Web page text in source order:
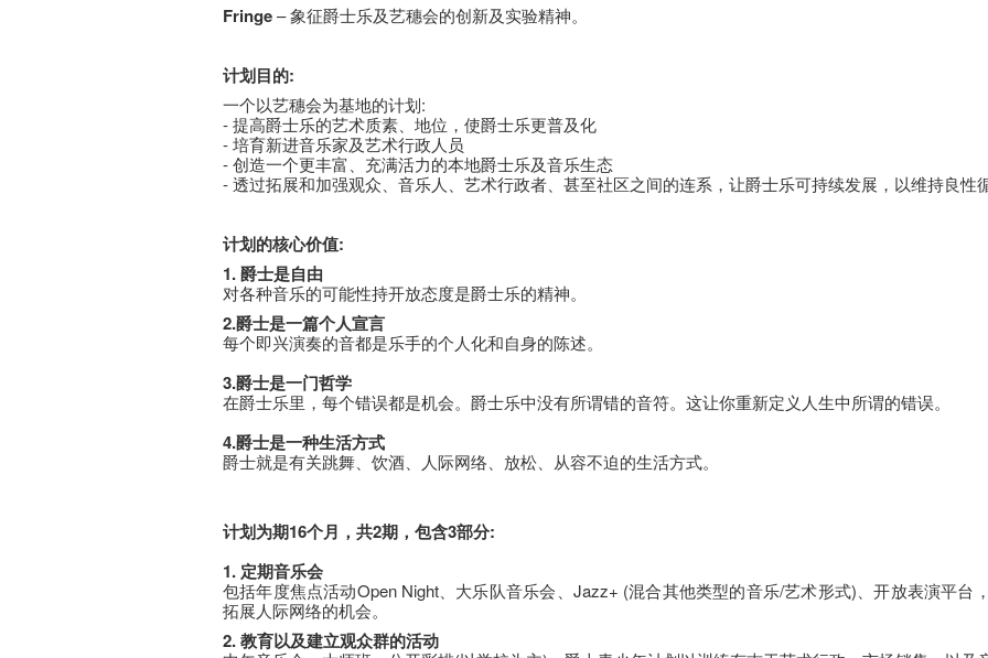
Fringe– 象征爵士乐及艺穗会的创新及实验精神。
计划目的:
一个以艺穗会为基地的计划:
- 提高爵士乐的艺术质素、地位，使爵士乐更普及化
- 培育新进音乐家及艺术行政人员
- 创造一个更丰富、充满活力的本地爵士乐及音乐生态
- 透过拓展和加强观众、音乐人、艺术行政者、甚至社区之间的连系，让爵士乐可持续发展，以维持良性
计划的核心价值:
1. 爵士是自由
对各种音乐的可能性持开放态度是爵士乐的精神。
2.爵士是一篇个人宣言
每个即兴演奏的音都是乐手的个人化和自身的陈述。
3.爵士是一门哲学
在爵士乐里，每个错误都是机会。爵士乐中没有所谓错的音符。这让你重新定义人生中所谓的错误。
4.爵士是一种生活方式
爵士就是有关跳舞、饮酒、人际网络、放松、从容不迫的生活方式。
计划为期16个月 ， 共2期 ， 包含3部分:
1. 定期音乐会
包括年度焦点活动Open Night、大乐队音乐会、Jazz+ (混合其他类型的音乐/艺术形式)、开放表演平台
拓展人际网络的机会。
2.教育以及建立观众群的活动